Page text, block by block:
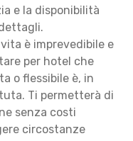
e la disponibilità
è imprevedibile e
per hotel che
o flessibile è, in
Ti permetterà di
senza costi
circostanze